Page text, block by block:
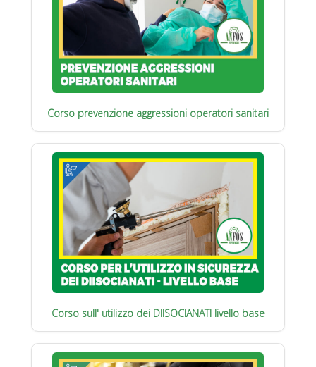
Corso prevenzione aggressioni operatori sanitari
Corso sull' utilizzo dei DIISOCIANATI livello base